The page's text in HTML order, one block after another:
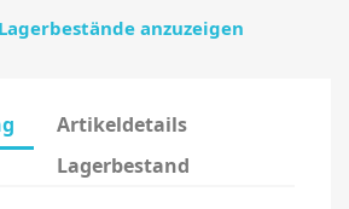
anzuzeigen
Artikeldetails
Lagerbestand